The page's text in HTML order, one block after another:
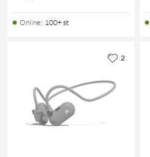
Online: 100+ st
2